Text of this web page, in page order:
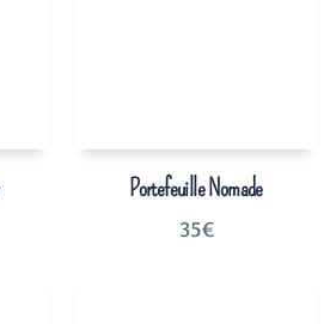
Portefeuille Nomade
35€